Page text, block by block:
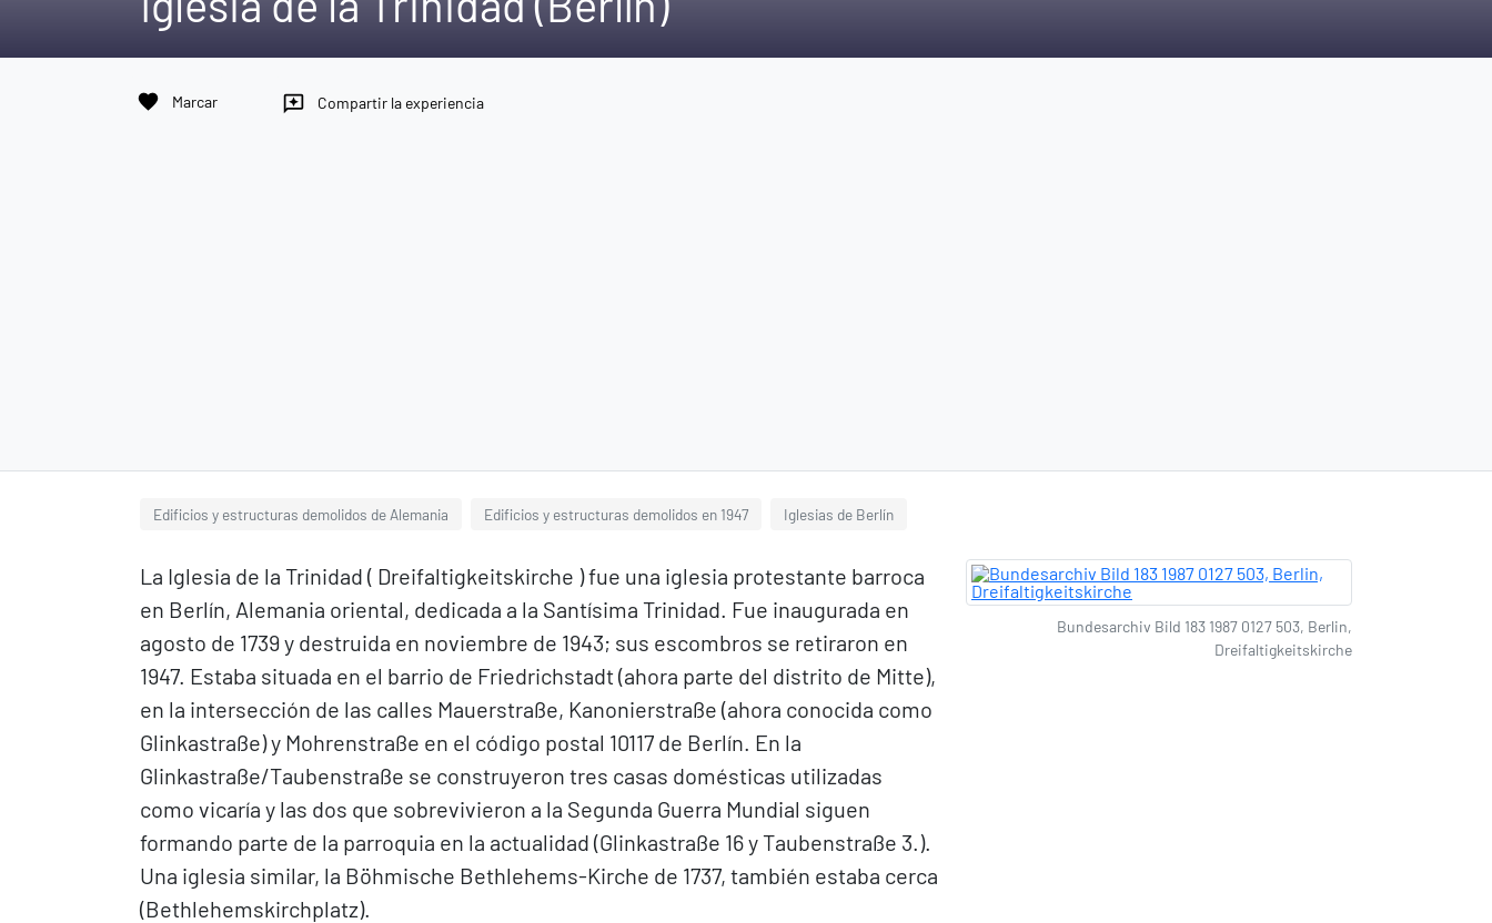
favorite Marcar reviews Compartir la experiencia
Edificios y estructuras demolidos de Alemania Edificios y estructuras demolidos en 1947 Iglesias de Berlín
La Iglesia de la Trinidad ( Dreifaltigkeitskirche ) fue una iglesia protestante barroca
en Berlín, Alemania oriental, dedicada a la Santísima Trinidad. Fue inaugurada en
agosto de 1739 y destruida en noviembre de 1943; sus escombros se retiraron en
1947. Estaba situada en el barrio de Friedrichstadt (ahora parte del distrito de Mitte),
en la intersección de las calles Mauerstraße, Kanonierstraße (ahora conocida como
Glinkastraße) y Mohrenstraße en el código postal 10117 de Berlín. En la
Glinkastraße/Taubenstraße se construyeron tres casas domésticas utilizadas
como vicaría y las dos que sobrevivieron a la Segunda Guerra Mundial siguen
formando parte de la parroquia en la actualidad (Glinkastraße 16 y Taubenstraße 3.).
Una iglesia similar, la Böhmische Bethlehems-Kirche de 1737, también estaba cerca
(Bethlehemskirchplatz).
Bundesarchiv Bild 183 1987 0127 503, Berlin,
Dreifaltigkeitskirche